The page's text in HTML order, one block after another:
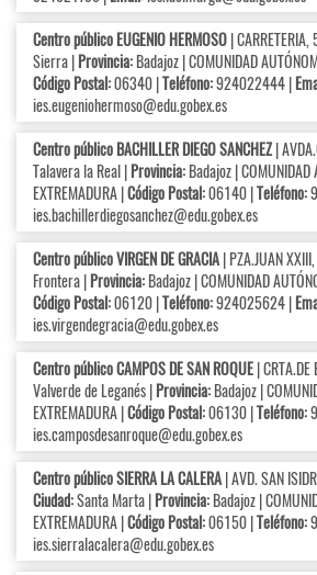
Centro público EUGENIO HERMOSO| CARRETERIA,
Sierra |Provincia:Badajoz | COMUNIDAD
Código Postal:06340 |Teléfono:924022444 |
ies.eugeniohermoso@edu.gobex.es
Centro público BACHILLER DIEGO SANCHEZ|
Talavera la Real |Provincia:Badajoz | COMUNIDAD
EXTREMADURA |Código Postal:06140 |Teléfono:
ies.bachillerdiegosanchez@edu.gobex.es
Centro público VIRGEN DE GRACIA| PZA.JUAN
Frontera |Provincia:Badajoz | COMUNIDAD
Código Postal:06120 |Teléfono:924025624 |
ies.virgendegracia@edu.gobex.es
Centro público CAMPOS DE SAN ROQUE|
Valverde de Leganés |Provincia:Badajoz |
EXTREMADURA |Código Postal:06130 |Teléfono:
ies.camposdesanroque@edu.gobex.es
Centro público SIERRA LA CALERA| AVD. SAN
Ciudad:Santa Marta |Provincia:Badajoz |
EXTREMADURA |Código Postal:06150 |Teléfono:
ies.sierralacalera@edu.gobex.es